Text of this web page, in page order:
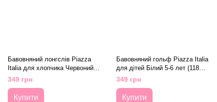
Бавовняний лонгслів Piazza
Italia для хлопчика Червоний 2-
3 года (98 см) Код: PIT1501
211 red
349 грн
Купити
Бавовняний гольф Piazza Italia
для дітей Білий 5-6 лет (118
см) Код: PIT1501 210 white
349 грн
Купити